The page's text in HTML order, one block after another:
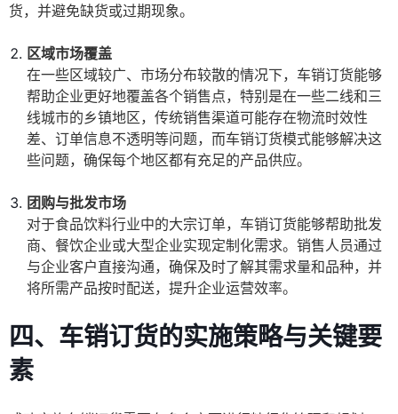
货，并避免缺货或过期现象。
区域市场覆盖
在一些区域较广、市场分布较散的情况下，车销订货能够
帮助企业更好地覆盖各个销售点，特别是在一些二线和三
线城市的乡镇地区，传统销售渠道可能存在物流时效性
差、订单信息不透明等问题，而车销订货模式能够解决这
些问题，确保每个地区都有充足的产品供应。
团购与批发市场
对于食品饮料行业中的大宗订单，车销订货能够帮助批发
商、餐饮企业或大型企业实现定制化需求。销售人员通过
与企业客户直接沟通，确保及时了解其需求量和品种，并
将所需产品按时配送，提升企业运营效率。
四、车销订货的实施策略与关键要
素